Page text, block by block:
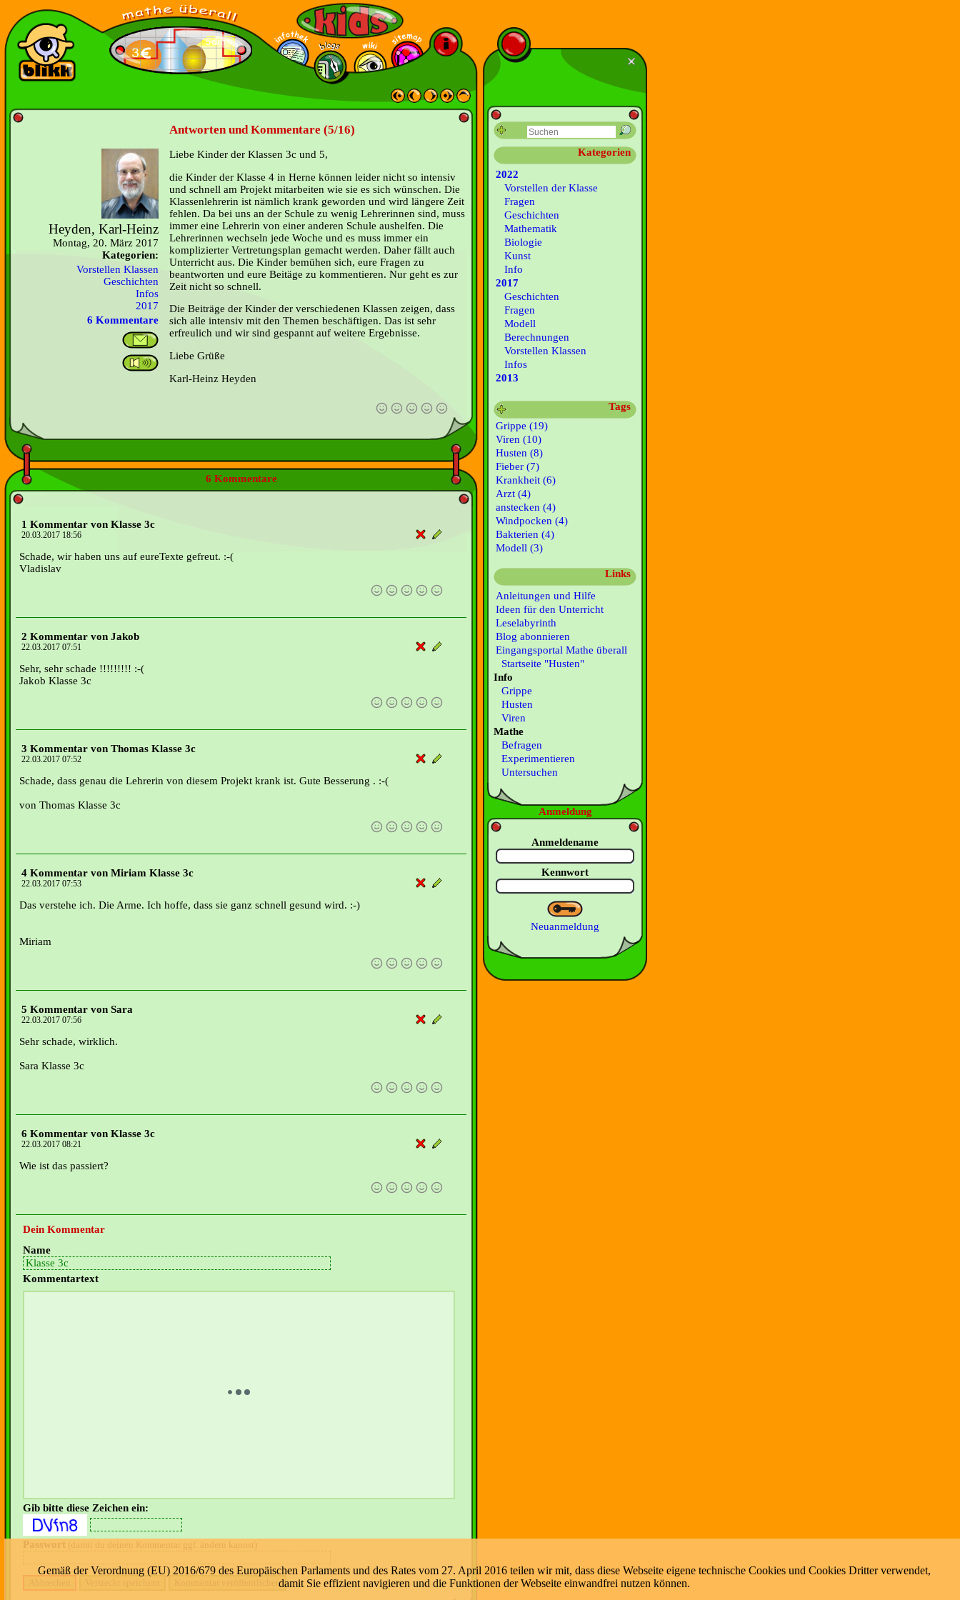
Antworten und Kommentare (5/16)
Heyden, Karl-Heinz
Montag, 20. März 2017
Kategorien:
Vorstellen Klassen
Geschichten
Infos
2017
6 Kommentare
Liebe Kinder der Klassen 3c und 5,
die Kinder der Klasse 4 in Herne können leider nicht so intensiv
und schnell am Projekt mitarbeiten wie sie es sich wünschen. Die
Klassenlehrerin ist nämlich krank geworden und wird längere Zeit
fehlen. Da bei uns an der Schule zu wenig Lehrerinnen sind, muss
immer eine Lehrerin von einer anderen Schule aushelfen. Die
Lehrerinnen wechseln jede Woche und es muss immer ein
komplizierter Vertretungsplan gemacht werden. Daher fällt auch
Unterricht aus. Die Kinder bemühen sich, eure Fragen zu
beantworten und eure Beitäge zu kommentieren. Nur geht es zur
Zeit nicht so schnell.
Die Beiträge der Kinder der verschiedenen Klassen zeigen, dass
sich alle intensiv mit den Themen beschäftigen. Das ist sehr
erfreulich und wir sind gespannt auf weitere Ergebnisse.
Liebe Grüße
Karl-Heinz Heyden
6 Kommentare
1 Kommentar von Klasse 3c
20.03.2017 18:56
Schade, wir haben uns auf eureTexte gefreut. :-(
Vladislav
2 Kommentar von Jakob
22.03.2017 07:51
Sehr, sehr schade !!!!!!!!! :-(
Jakob Klasse 3c
3 Kommentar von Thomas Klasse 3c
22.03.2017 07:52
Schade, dass genau die Lehrerin von diesem Projekt krank ist. Gute Besserung . :-(
von Thomas Klasse 3c
4 Kommentar von Miriam Klasse 3c
22.03.2017 07:53
Das verstehe ich. Die Arme. Ich hoffe, dass sie ganz schnell gesund wird. :-)
Miriam
5 Kommentar von Sara
22.03.2017 07:56
Sehr schade, wirklich.
Sara Klasse 3c
6 Kommentar von Klasse 3c
22.03.2017 08:21
Wie ist das passiert?
Dein Kommentar
Name
Kommentartext
Gib bitte diese Zeichen ein:
Passwort (damit du deinen Kommentar ggf. ändern kannst)
Kategorien
2022
Vorstellen der Klasse
Fragen
Geschichten
Mathematik
Biologie
Kunst
Info
2017
Geschichten
Fragen
Modell
Berechnungen
Vorstellen Klassen
Infos
2013
Tags
Grippe (19)
Viren (10)
Husten (8)
Fieber (7)
Krankheit (6)
Arzt (4)
anstecken (4)
Windpocken (4)
Bakterien (4)
Modell (3)
Links
Anleitungen und Hilfe
Ideen für den Unterricht
Leselabyrinth
Blog abonnieren
Eingangsportal Mathe überall
Startseite "Husten"
Info
Grippe
Husten
Viren
Mathe
Befragen
Experimentieren
Untersuchen
Anmeldung
Anmeldename
Kennwort
Neuanmeldung
Gemäß der Verordnung (EU) 2016/679 des Europäischen Parlaments und des Rates vom 27. April 2016 teilen wir mit, dass diese Webseite eigene technische Cookies und Cookies Dritter verwendet,
damit Sie effizient navigieren und die Funktionen der Webseite einwandfrei nutzen können.